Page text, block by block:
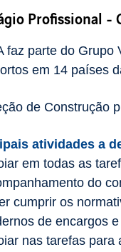
Profissional -
faz parte do
em 14 países
de Construção
atividades a
em todas as
do
cumprir os
de encargos
nas tarefas para